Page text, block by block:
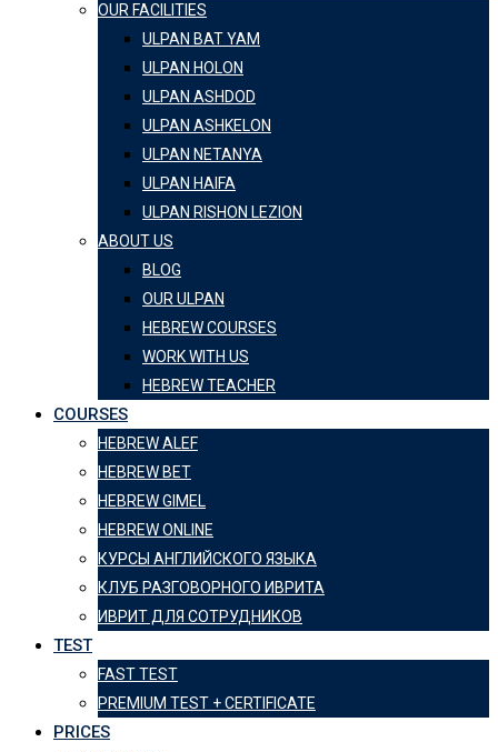
OUR FACILITIES
ULPAN BAT YAM
ULPAN HOLON
ULPAN ASHDOD
ULPAN ASHKELON
ULPAN NETANYA
ULPAN HAIFA
ULPAN RISHON LEZION
ABOUT US
BLOG
OUR ULPAN
HEBREW COURSES
WORK WITH US
HEBREW TEACHER
COURSES
HEBREW ALEF
HEBREW BET
HEBREW GIMEL
HEBREW ONLINE
КУРСЫ АНГЛИЙСКОГО ЯЗЫКА
КЛУБ РАЗГОВОРНОГО ИВРИТА
ИВРИТ ДЛЯ СОТРУДНИКОВ
TEST
FAST TEST
PREMIUM TEST + CERTIFICATE
PRICES